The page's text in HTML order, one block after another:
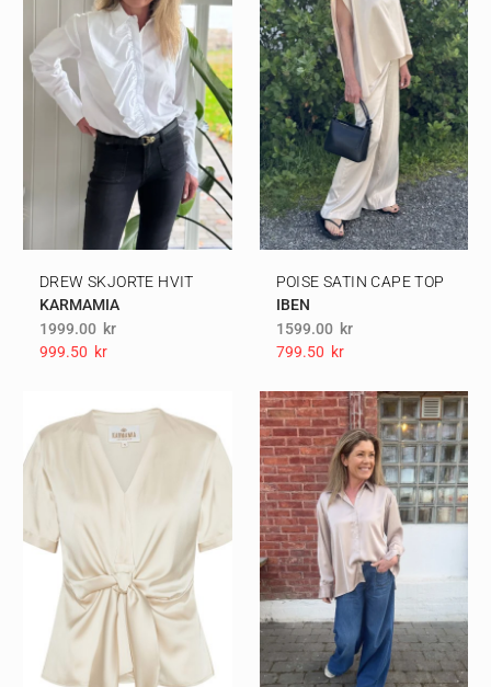
DREW SKJORTE HVIT
KARMAMIA
1999.00 kr
999.50 Kr
POISE SATIN CAPE TOP
IBEN
1599.00 kr
799.50 Kr